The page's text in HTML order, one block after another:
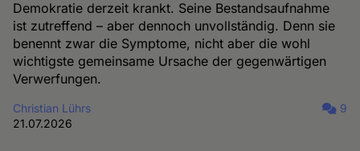
Demokratie derzeit krankt. Seine Bestandsaufnahme
ist zutreffend – aber dennoch unvollständig. Denn sie
benennt zwar die Symptome, nicht aber die wohl
wichtigste gemeinsame Ursache der gegenwärtigen
Verwerfungen.
Christian Lührs
21.07.2026
9